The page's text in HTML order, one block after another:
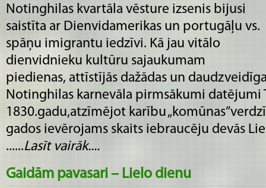
Notinghilas kvartāla vēsture izsenis bijusi
saistīta ar Dienvidamerikas un portugāļu vs.
spāņu imigrantu iedzīvi. Kā jau vitālo
dienvidnieku kultūru sajaukumam
piedienas, attīstījās dažādas un
Notinghilas karnevāla pirmsākumi datējumi
1830.gadu,atzīmējot karību
gados ievērojams skaits iebraucēju devās
......Lasīt vairāk....
Gaidām pavasari – Lielo dienu